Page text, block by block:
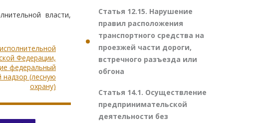
власти,
Федерации,
федеральный
надзор (лесную
охрану)
Статья 12.15. Нарушение
правил расположения
транспортного средства на
проезжей части дороги,
встречного разъезда или
обгона
Статья 14.1. Осуществление
предпринимательской
деятельности без